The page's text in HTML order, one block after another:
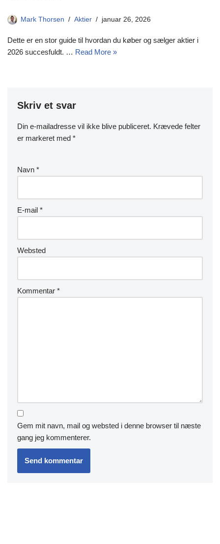
Mark Thorsen Aktier januar 26, 2026
Dette er en stor guide til hvordan du køber og sælger aktier i
2026 succesfuldt. … Read More »
Skriv et svar
Din e-mailadresse vil ikke blive publiceret. Krævede felter
er markeret med *
Navn *
E-mail *
Websted
Kommentar *
Gem mit navn, mail og websted i denne browser til næste
gang jeg kommenterer.